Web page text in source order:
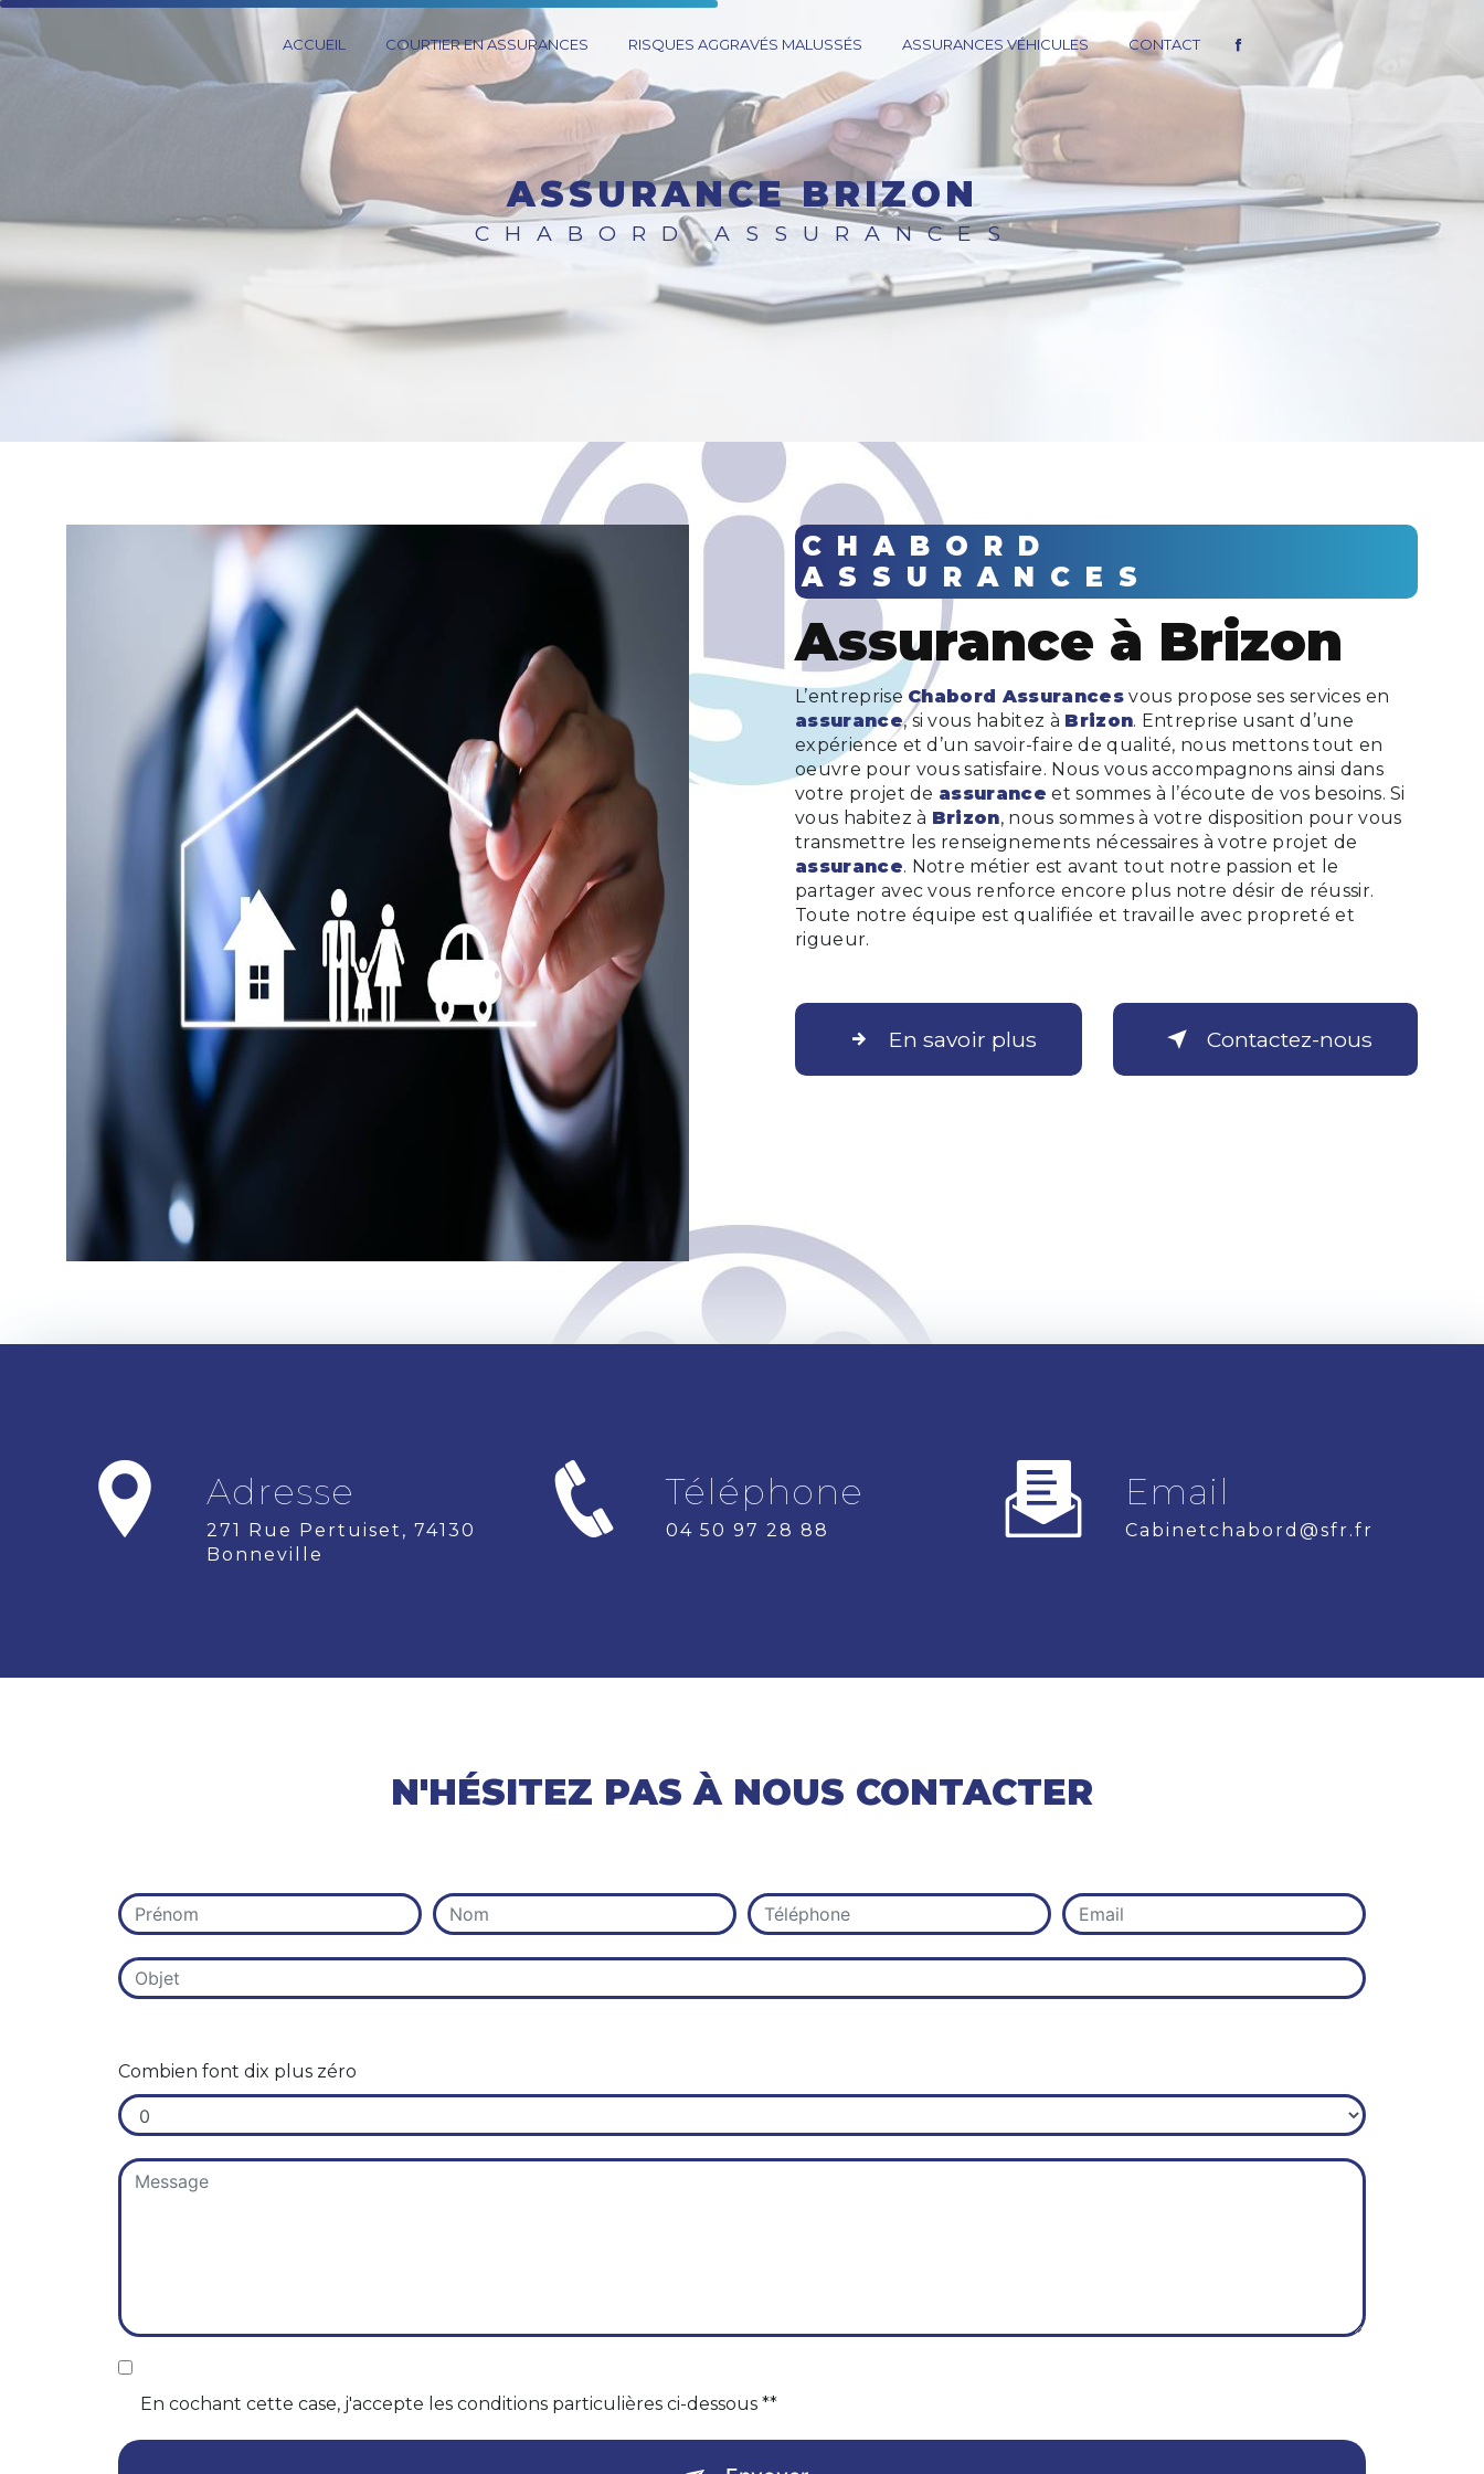
ACCUEIL COURTIER EN ASSURANCES RISQUES AGGRAVÉS MALUSSÉS ASSURANCES VÉHICULES CONTACT
ASSURANCE BRIZON
CHABORD ASSURANCES
CHABORD
ASSURANCES
assurance à Brizon
L’entreprise Chabord Assurancesvous propose ses services en
assurance, si vous habitez à Brizon. Entreprise usant d’une
expérience et d’un savoir-faire de qualité, nous mettons tout en
oeuvre pour vous satisfaire. Nous vous accompagnons ainsi dans
votre projet de assurance et sommes à l’écoute de vos besoins. Si
vous habitez à Brizon, nous sommes à votre disposition pour vous
transmettre les renseignements nécessaires à votre projet de
assurance. Notre métier est avant tout notre passion et le
partager avec vous renforce encore plus notre désir de réussir.
Toute notre équipe est qualifiée et travaille avec propreté et
rigueur.
En savoir plus Contactez-nous
Adresse
271 Rue Pertuiset, 74130
Bonneville
Téléphone
04 50 97 28 88
Email
cabinetchabord@sfr.fr
N'HÉSITEZ PAS À NOUS CONTACTER
Combien font dix plus zéro
En cochant cette case, j'accepte les conditions particulières ci-dessous **
Panneau de gestion des cookies